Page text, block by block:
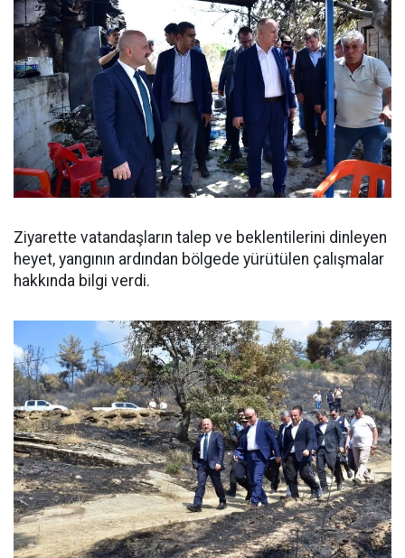
Ziyarette vatandaşların talep ve beklentilerini dinleyen
heyet, yangının ardından bölgede yürütülen çalışmalar
hakkında bilgi verdi.